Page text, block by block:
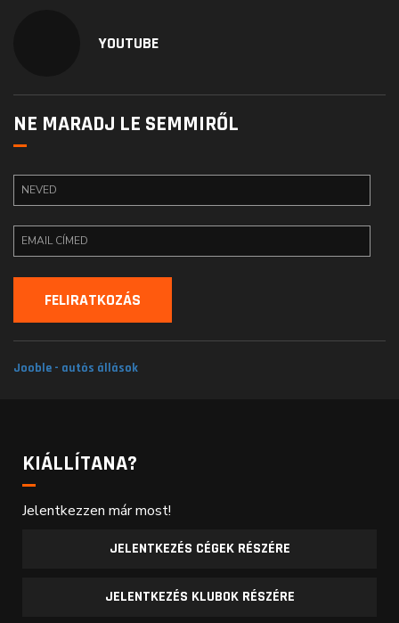
YOUTUBE
NE MARADJ LE SEMMIRŐL
Jooble - autós állások
KIÁLLÍTANA?
Jelentkezzen már most!
JELENTKEZÉS CÉGEK RÉSZÉRE
JELENTKEZÉS KLUBOK RÉSZÉRE